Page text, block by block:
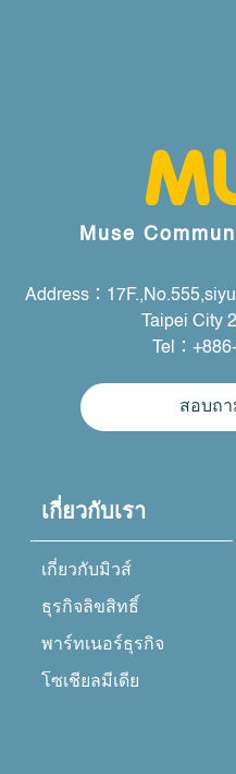
Muse
Address：
Taipei City
Tel：
สอบถ
เกี่ยวกับเรา
เกี่ยวกับมิวส์
ธุรกิจลิขสิทธิ์
พาร์ทเนอร์ธุรกิจ
โซเชียลมีเดีย